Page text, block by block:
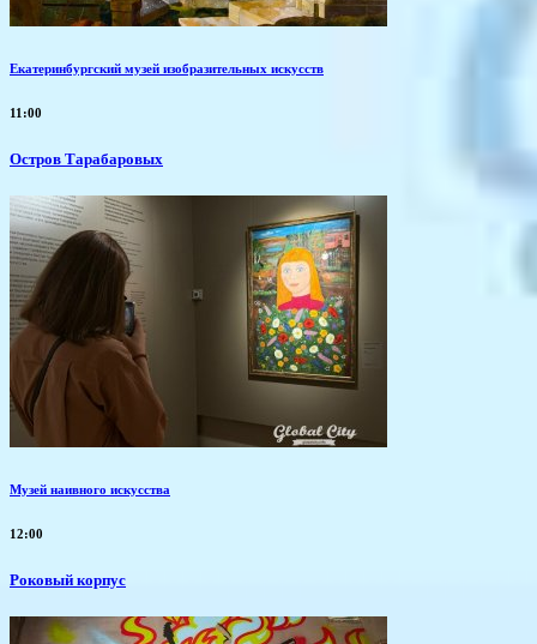
Екатеринбургский музей изобразительных искусств
11:00
Остров Тарабаровых
Музей наивного искусства
12:00
Роковый корпус